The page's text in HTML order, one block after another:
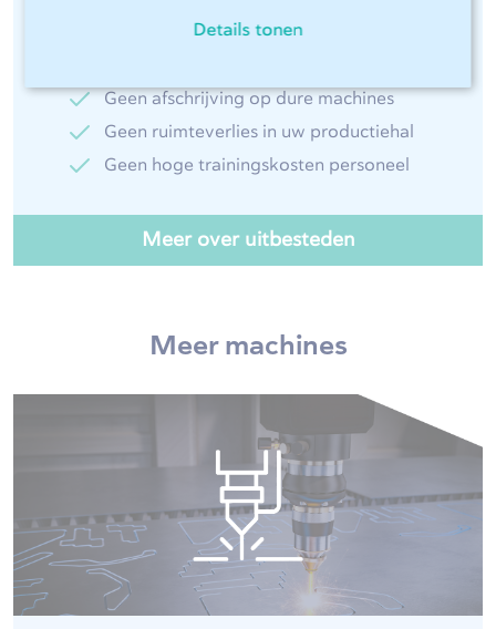
Details tonen
Voordelen van uitbesteden:
Geen afschrijving op dure machines
Geen ruimteverlies in uw productiehal
Geen hoge trainingskosten personeel
Meer over uitbesteden
Meer machines